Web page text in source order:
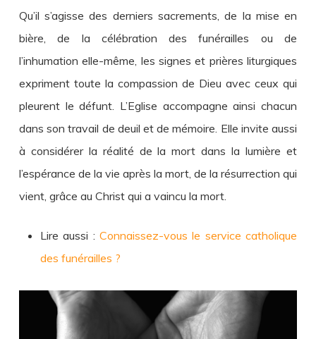
Qu’il s’agisse des derniers sacrements, de la mise en
bière, de la célébration des funérailles ou de
l’inhumation elle-même, les signes et prières liturgiques
expriment toute la compassion de Dieu avec ceux qui
pleurent le défunt. L’Eglise accompagne ainsi chacun
dans son travail de deuil et de mémoire. Elle invite aussi
à considérer la réalité de la mort dans la lumière et
l’espérance de la vie après la mort, de la résurrection qui
vient, grâce au Christ qui a vaincu la mort.
Lire aussi : Connaissez-vous le service catholique
des funérailles ?